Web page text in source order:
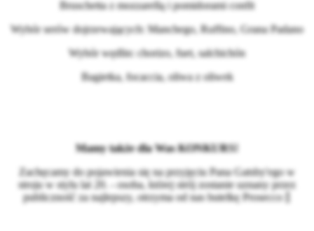
Bruschetta z mozzarellą i pomidorami confit
Wybór serów dojrzewających: Manchego, Ruffino, Grana Padano
Wybór wędlin: chorizo, fuet, salchichón
Bagietka, focaccia, oliwa z oliwek
Mamy także dla Was KONKURS!
Zachęcamy do pojawienia się na przyjęciu Pana Gatsby'ego w
stroju w stylu lat 20. - osoba, której strój zostanie uznany przez
publiczność za najlepszy, otrzyma od nas butelkę Prosecco 🍾